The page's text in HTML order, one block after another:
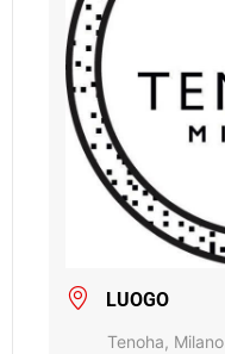
LUOGO
Tenoha, Milano